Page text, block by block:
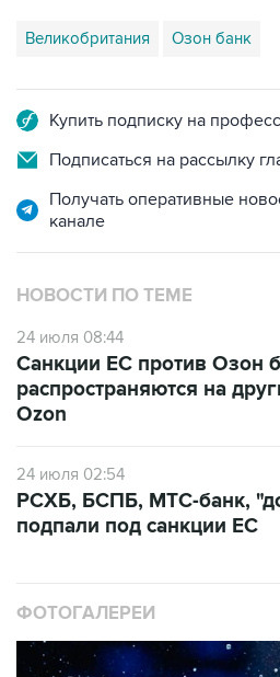
Великобритания Озон банк
Купить подписку на
Подписаться на рассылку
Получать оперативные
канале
НОВОСТИ ПО ТЕМЕ
24 июля 08:44
Санкции ЕС против Озон
распространяются на
Ozon
24 июля 02:54
РСХБ, БСПБ, МТС-банк,
подпали под санкции ЕС
ФОТОГАЛЕРЕИ